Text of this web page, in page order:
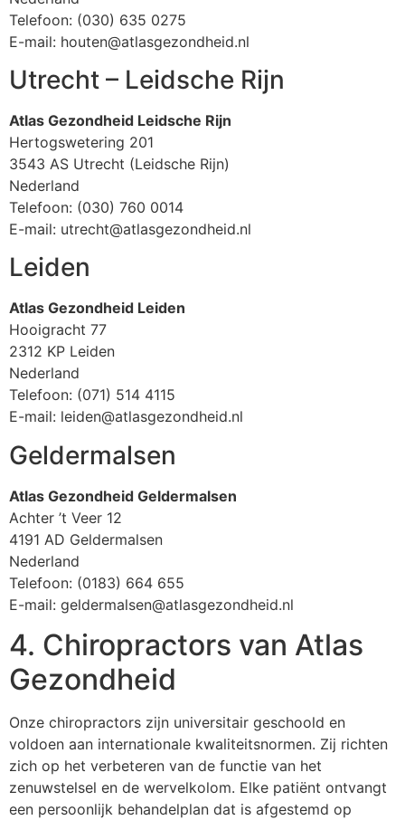
Telefoon: (030) 635 0275
E-mail: houten@atlasgezondheid.nl
Utrecht – Leidsche Rijn
Atlas Gezondheid Leidsche Rijn
Hertogswetering 201
3543 AS Utrecht (Leidsche Rijn)
Nederland
Telefoon: (030) 760 0014
E-mail: utrecht@atlasgezondheid.nl
Leiden
Atlas Gezondheid Leiden
Hooigracht 77
2312 KP Leiden
Nederland
Telefoon: (071) 514 4115
E-mail: leiden@atlasgezondheid.nl
Geldermalsen
Atlas Gezondheid Geldermalsen
Achter ’t Veer 12
4191 AD Geldermalsen
Nederland
Telefoon: (0183) 664 655
E-mail: geldermalsen@atlasgezondheid.nl
4. Chiropractors van Atlas
Gezondheid
Onze chiropractors zijn universitair geschoold en
voldoen aan internationale kwaliteitsnormen. Zij richten
zich op het verbeteren van de functie van het
zenuwstelsel en de wervelkolom. Elke patiënt ontvangt
een persoonlijk behandelplan dat is afgestemd op